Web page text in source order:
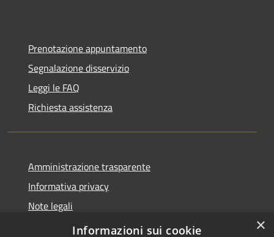
Prenotazione appuntamento
Segnalazione disservizio
Leggi le FAQ
Richiesta assistenza
Amministrazione trasparente
Informativa privacy
Note legali
Dichiarazione di accessibilità
×
Informazioni sui cookie